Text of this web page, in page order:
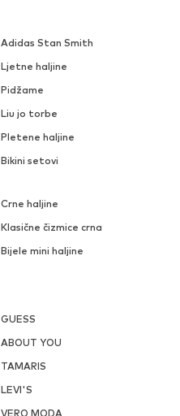
Adidas Stan Smith
Ljetne haljine
Pidžame
Liu jo torbe
Pletene haljine
Bikini setovi
Crne haljine
Klasične čizmice crna
Bijele mini haljine
GUESS
ABOUT YOU
TAMARIS
LEVI'S
VERO MODA